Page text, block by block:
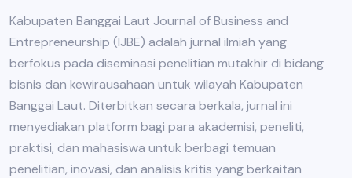
Kabupaten Banggai Laut Journal of Business and
Entrepreneurship (IJBE) adalah jurnal ilmiah yang
berfokus pada diseminasi penelitian mutakhir di bidang
bisnis dan kewirausahaan untuk wilayah Kabupaten
Banggai Laut. Diterbitkan secara berkala, jurnal ini
menyediakan platform bagi para akademisi, peneliti,
praktisi, dan mahasiswa untuk berbagi temuan
penelitian, inovasi, dan analisis kritis yang berkaitan